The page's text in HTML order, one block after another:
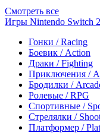
Смотреть все
Игры Nintendo Switch 2
Гонки / Racing
Боевик / Action
Драки / Fighting
Приключения /
Бродилки /
Ролевые / RPG
Спортивные /
Стрелялки /
Платформер /